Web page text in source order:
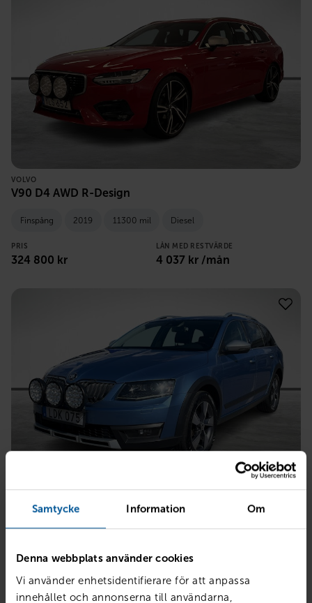
Samtycke Information Om
Denna webbplats använder cookies
Vi använder enhetsidentifierare för att anpassa
innehållet och annonserna till användarna,
VOLVO
V90 D4 AWD R-Design
Finspång 2019 11300 mil Diesel
PRIS
324 800 kr
LÅN MED RESTVÄRDE
4 037 kr /mån
SKODA
Scout 2.0 TDI 4x4 Premium
Åtvidaberg 2016 14132 mil Diesel
PRIS BILLÅN